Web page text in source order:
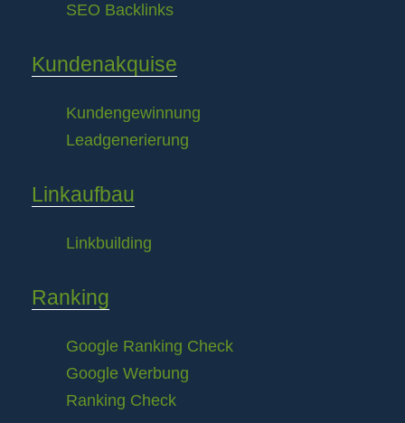
SEO Backlinks
Kundenakquise
Kundengewinnung
Leadgenerierung
Linkaufbau
Linkbuilding
Ranking
Google Ranking Check
Google Werbung
Ranking Check